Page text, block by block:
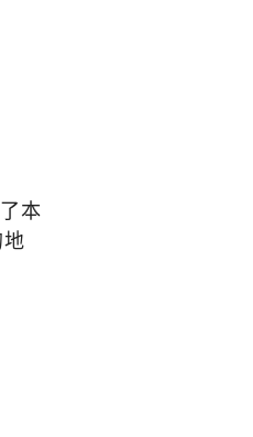
本
地